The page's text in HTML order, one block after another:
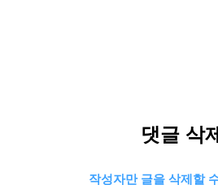
댓글 삭제
작성자만 글을 삭제할